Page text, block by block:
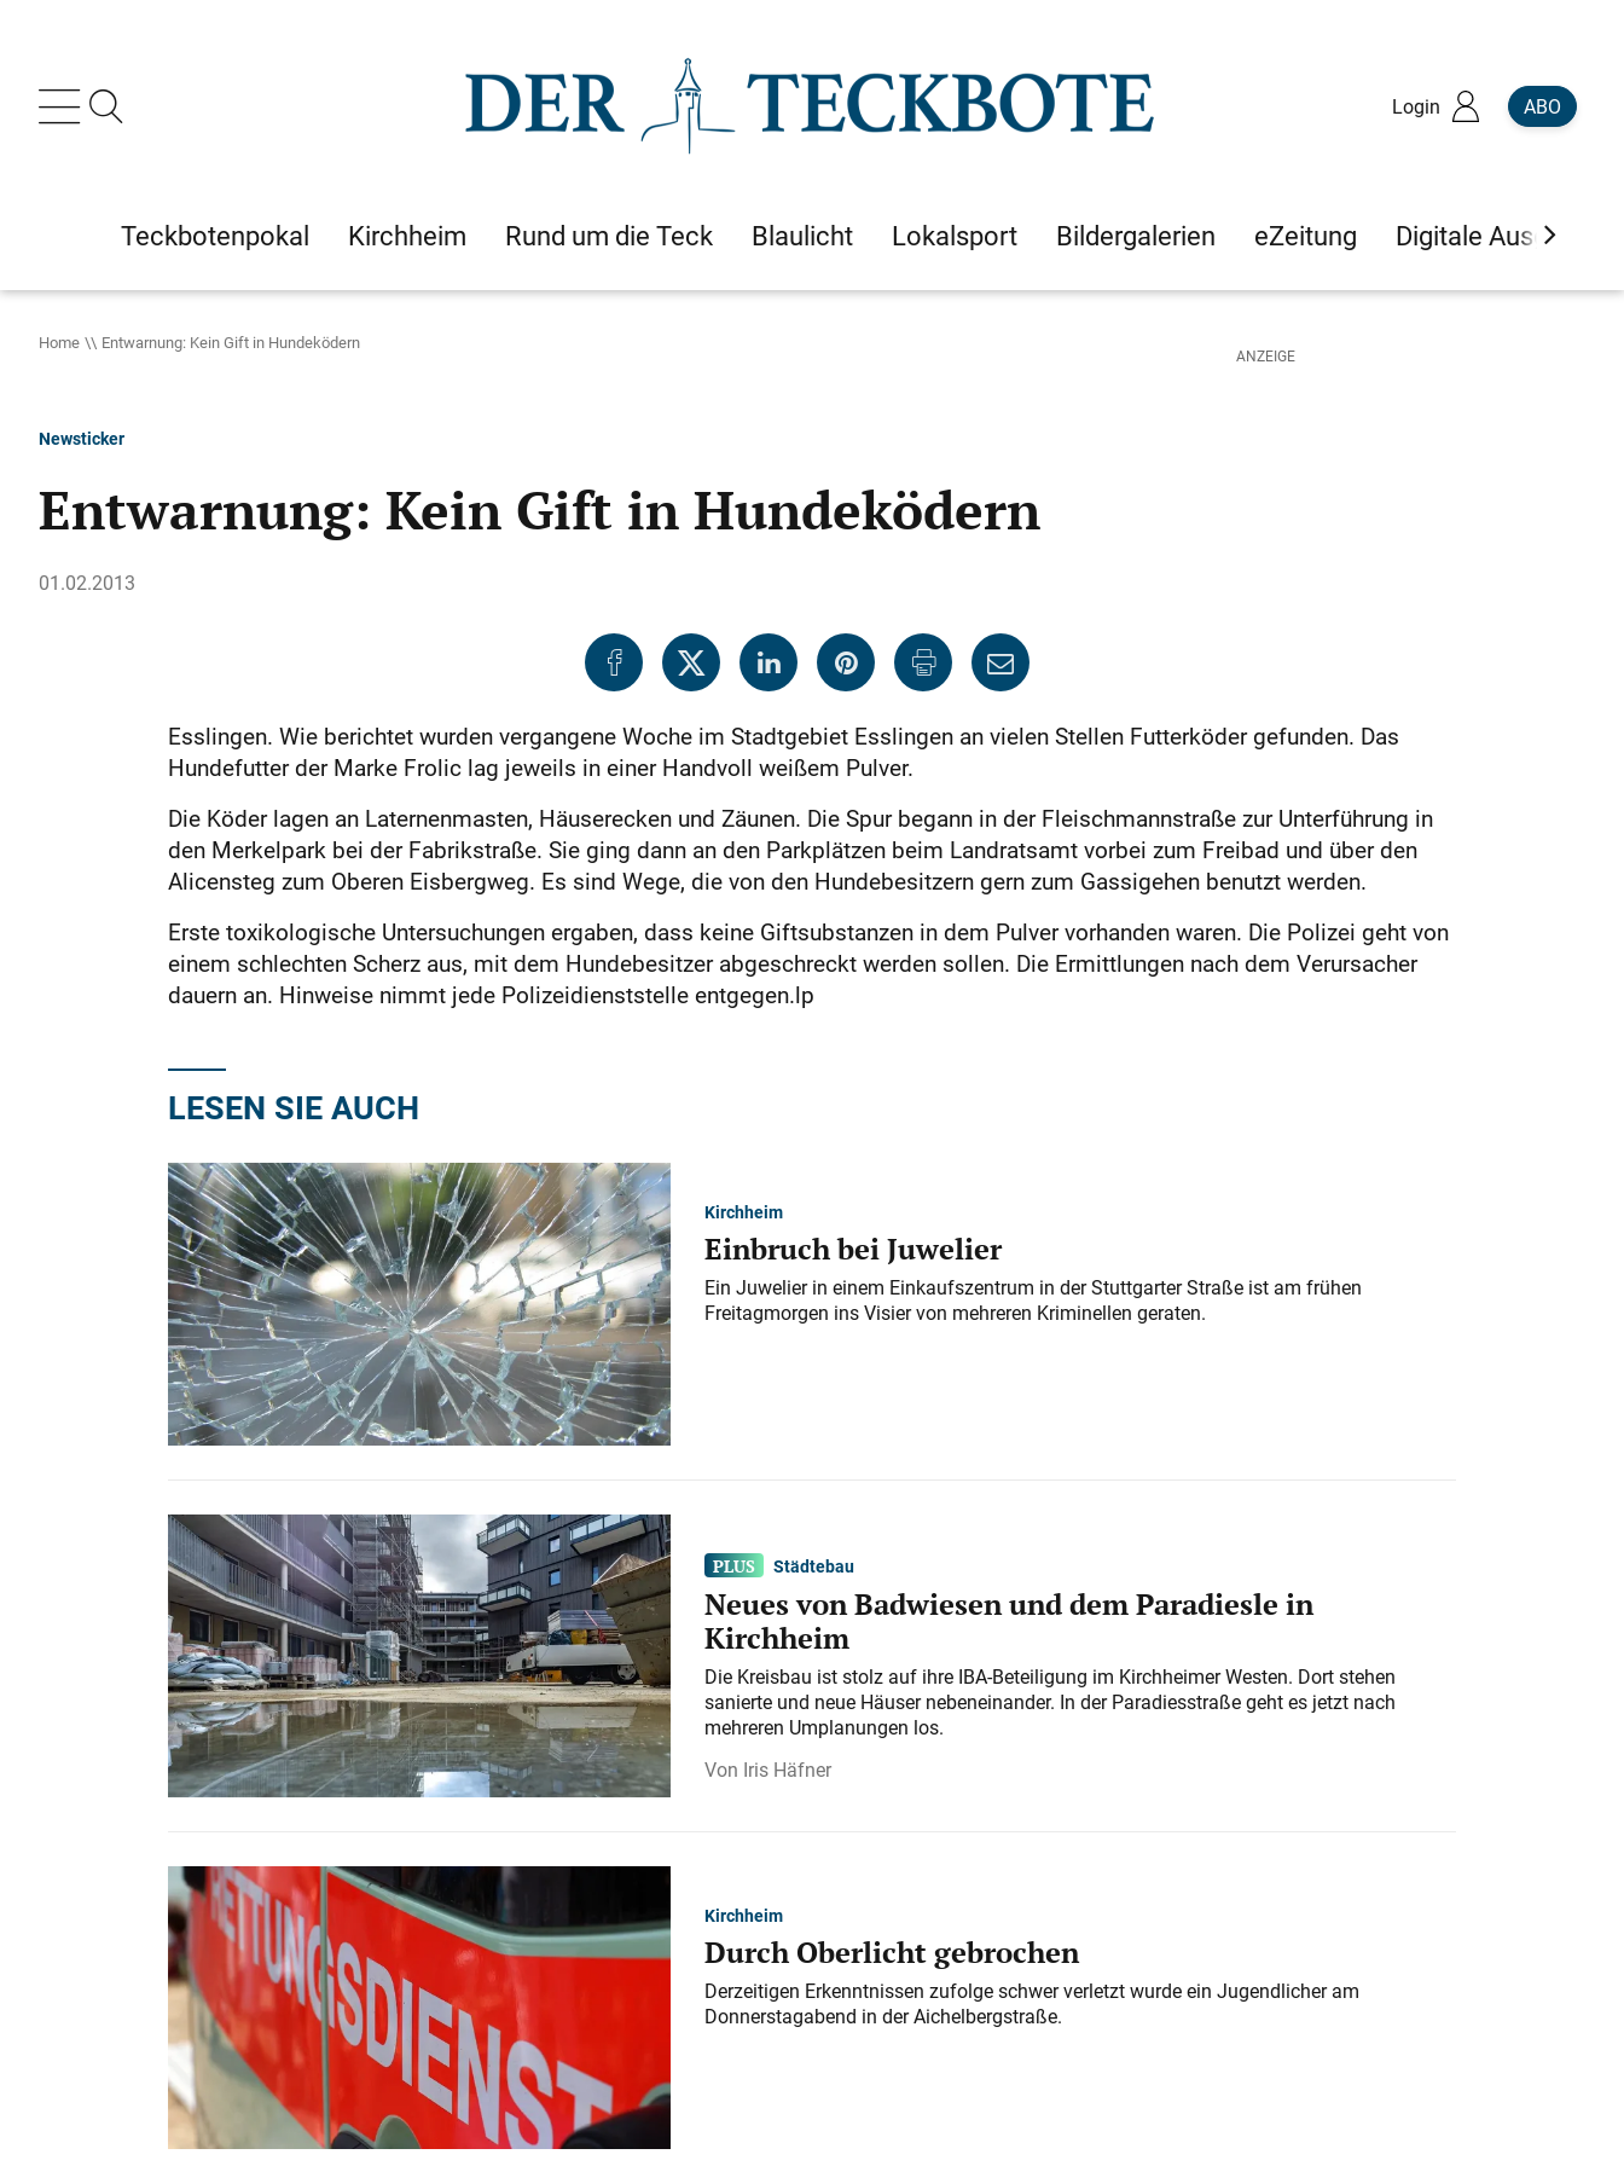
Login ABO
Teckbotenpokal Kirchheim Rund um die Teck Blaulicht Lokalsport Bildergalerien eZeitung Digitale Ausgaben
Home Entwarnung: Kein Gift in Hundeködern
Newsticker
Entwarnung: Kein Gift in Hundeködern
01.02.2013
Esslingen. Wie berichtet wurden vergangene Woche im Stadtgebiet Esslingen an vielen Stellen Futterköder gefunden. Das
Hundefutter der Marke Frolic lag jeweils in einer Handvoll weißem Pulver.
Die Köder lagen an Laternenmasten, Häuserecken und Zäunen. Die Spur begann in der Fleischmannstraße zur Unterführung in
den Merkelpark bei der Fabrikstraße. Sie ging dann an den Parkplätzen beim Landratsamt vorbei zum Freibad und über den
Alicensteg zum Oberen Eisbergweg. Es sind Wege, die von den Hundebesitzern gern zum Gassigehen benutzt werden.
Erste toxikologische Untersuchungen ergaben, dass keine Giftsubstanzen in dem Pulver vorhanden waren. Die Polizei geht von
einem schlechten Scherz aus, mit dem Hundebesitzer abgeschreckt werden sollen. Die Ermittlungen nach dem Verursacher
dauern an. Hinweise nimmt jede Polizeidienststelle entgegen.lp
LESEN SIE AUCH
Kirchheim
Einbruch bei Juwelier
Ein Juwelier in einem Einkaufszentrum in der Stuttgarter Straße ist am frühen
Freitagmorgen ins Visier von mehreren Kriminellen geraten.
Städtebau
Neues von Badwiesen und dem Paradiesle in
Kirchheim
Die Kreisbau ist stolz auf ihre IBA-Beteiligung im Kirchheimer Westen. Dort stehen
sanierte und neue Häuser nebeneinander. In der Paradiesstraße geht es jetzt nach
mehreren Umplanungen los.
Iris Häfner
Kirchheim
Durch Oberlicht gebrochen
Derzeitigen Erkenntnissen zufolge schwer verletzt wurde ein Jugendlicher am
Donnerstagabend in der Aichelbergstraße.